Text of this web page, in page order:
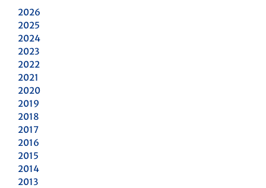
2026
2025
2024
2023
2022
2021
2020
2019
2018
2017
2016
2015
2014
2013